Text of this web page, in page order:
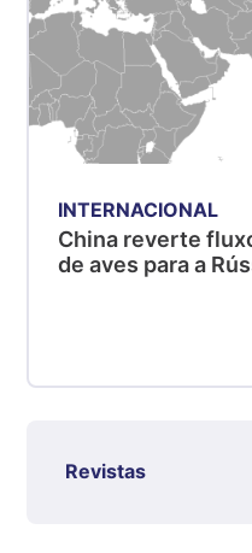
MG
R$ 5,04
kg
Suíno - Estadual
R$ 4,51
kg
Suíno - Estadual
SC
RS
Ovo Branco - Regional
INTERNACIONAL
China reverte
de aves para a
Revistas